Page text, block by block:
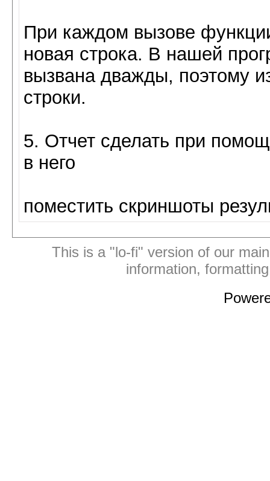
При каждом вызове
новая строка. В нашей
вызвана дважды, поэтому
строки.
5. Отчет сделать при
в него
поместить скриншоты
This is a "lo-fi" version of our
information,